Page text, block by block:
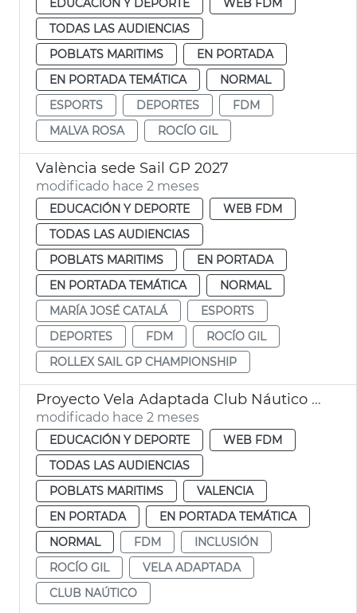
TODAS LAS AUDIENCIAS
POBLATS MARITIMS
EN PORTADA
EN PORTADA TEMÁTICA
NORMAL
ESPORTS
DEPORTES
FDM
MALVA ROSA
ROCÍO GIL
València sede Sail GP 2027
modificado hace 2 meses
EDUCACIÓN Y DEPORTE
WEB FDM
TODAS LAS AUDIENCIAS
POBLATS MARITIMS
EN PORTADA
EN PORTADA TEMÁTICA
NORMAL
MARÍA JOSÉ CATALÁ
ESPORTS
DEPORTES
FDM
ROCÍO GIL
ROLLEX SAIL GP CHAMPIONSHIP
Proyecto Vela Adaptada Club Náutico València
modificado hace 2 meses
EDUCACIÓN Y DEPORTE
WEB FDM
TODAS LAS AUDIENCIAS
POBLATS MARITIMS
VALENCIA
EN PORTADA
EN PORTADA TEMÁTICA
NORMAL
FDM
INCLUSIÓN
ROCÍO GIL
VELA ADAPTADA
CLUB NAÚTICO